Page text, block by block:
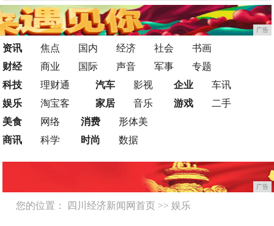
广告
资讯 焦点 国内 经济 社会
书画
财经
商业 国际 声音 军事
专题
科技
理财通
娱乐
淘宝客
汽车
影视
家居
音乐
企业
车讯
游戏
二手
美食
网络
商讯
科学
消费
形体美
时尚
数据
广告
您的位置： 四川经济新闻网首页 >>娱乐